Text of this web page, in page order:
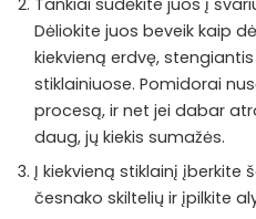
Dėliokite juos beveik kaip
kiekvieną erdvę,
stiklainiuose. Pomidorai
procesą, ir net jei dabar
daug, jų kiekis sumažės.
Į kiekvieną stiklainį įberkite
česnako skiltelių ir įpilkite